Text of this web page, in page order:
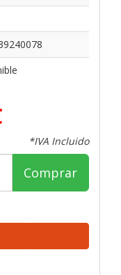
*IVA Incluido
Comprar